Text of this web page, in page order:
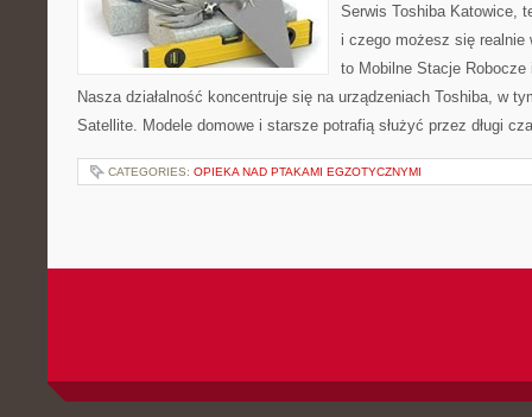
Serwis Toshiba Katowice,
i czego możesz się realnie
to Mobilne Stacje
Nasza działalność koncentruje się na urządzeniach Toshiba, w
Satellite. Modele domowe i starsze potrafią służyć przez długi
CATEGORIES: OPIEKA NAD PTAKAMI EGZOTYCZNYMI